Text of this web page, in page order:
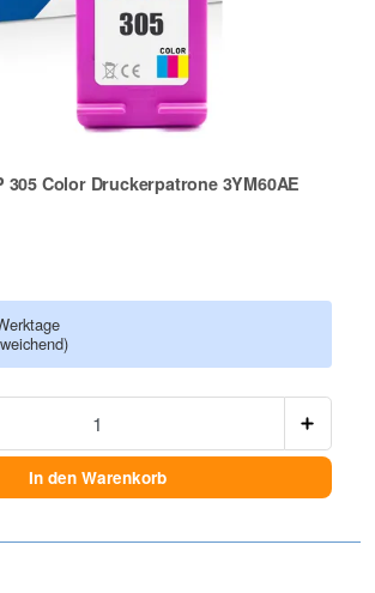
305 Color Druckerpatrone 3YM60AE
In den Warenkorb